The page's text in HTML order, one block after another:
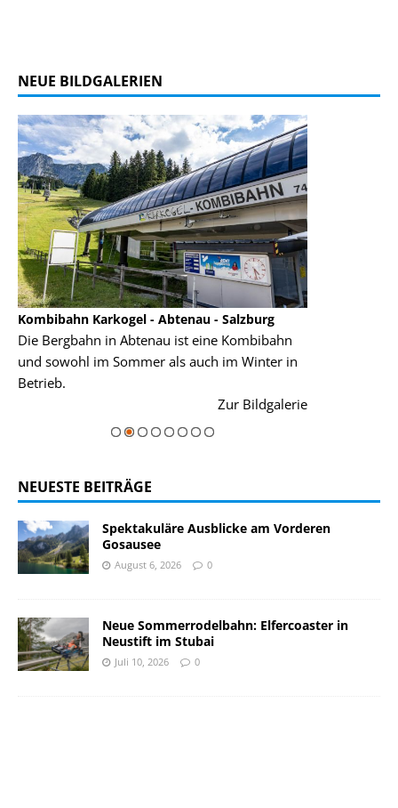
NEUE BILDGALERIEN
Kombibahn Karkogel - Abtenau - Salzburg
Die Bergbahn in Abtenau ist eine Kombibahn
und sowohl im Sommer als auch im Winter in
Betrieb.
Zur Bildgalerie
NEUESTE BEITRÄGE
Spektakuläre Ausblicke am Vorderen
Gosausee
August 6, 2026 0
Neue Sommerrodelbahn: Elfercoaster in
Neustift im Stubai
Juli 10, 2026 0